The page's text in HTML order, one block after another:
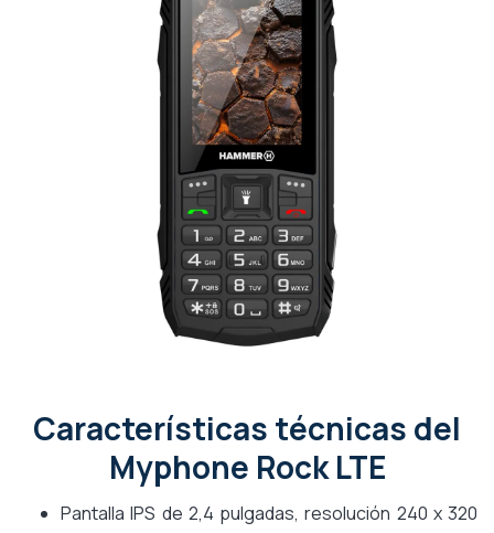
Características técnicas del
Myphone Rock LTE
Pantalla IPS de 2,4 pulgadas, resolución 240 x 320